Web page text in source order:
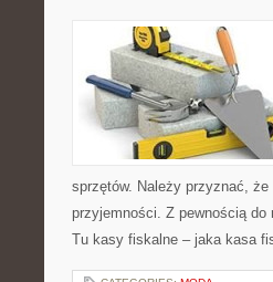
sprzętów. Należy przyznać,
przyjemności. Z pewnością
Tu kasy fiskalne – jaka kasa